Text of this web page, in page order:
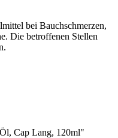
bei Bauchschmerzen,
Die betroffenen Stellen
Cap Lang, 120ml"